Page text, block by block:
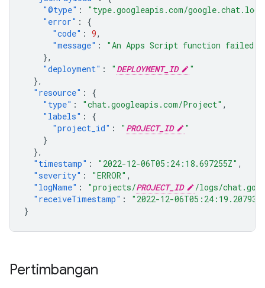
"@type" :
"type.googleapis.com/
"error" :
{
"code" : 9,
"message" :
"An Apps Script function failed
},
"deployment" : " DEPLOYMENT_ID
"
},
"resource" :
{
"type" : "chat.googleapis.com/Project" ,
"labels" :
{
"project_id" : " PROJECT_ID
"
}
},
"timestamp" : "2022-12-06T05:24:18.697255Z" ,
"severity" : "ERROR" ,
"logName" : "projects/PROJECT_ID
/logs/
"receiveTimestamp" :
"2022-12-
}
Pertimbangan